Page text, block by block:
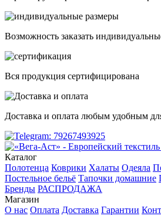
Возможность заказать
Вся продукция сертифицирована
Доставка и оплата любым удобным
Каталог
Полотенца Коврики Халаты Одеяла
Постельное бельё Тапочки домашние
Бренды РАСПРОДАЖА
Магазин
О нас Оплата Доставка Гарантии